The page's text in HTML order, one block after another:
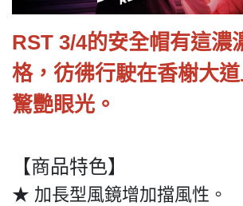
RST 3/4的安全帽有這濃
格，彷彿行駛在香榭大
驚艷眼光。
【商品特色】
★ 加長型風鏡增加擋風性。